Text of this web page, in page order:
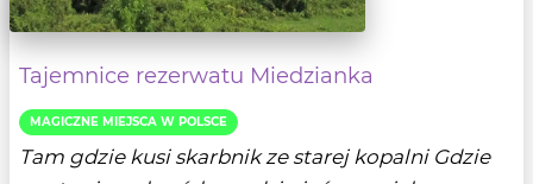
Tajemnice rezerwatu Miedzianka
MAGICZNE MIEJSCA W POLSCE
Tam gdzie kusi skarbnik ze starej kopalni Gdzie